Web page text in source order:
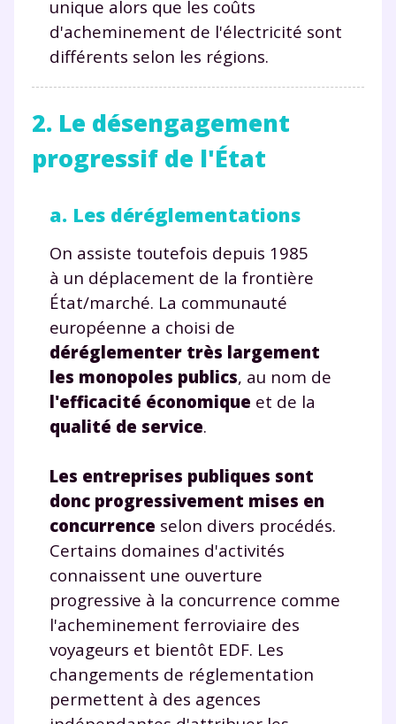
unique alors que les coûts
d'acheminement de l'électricité sont
différents selon les régions.
2. Le désengagement
progressif de l'État
a. Les déréglementations
On assiste toutefois depuis 1985
à un déplacement de la frontière
État/marché. La communauté
européenne a choisi de
déréglementer très largement
les monopoles publics, au nom de
l'efficacité économique et de la
qualité de service.
Les entreprises publiques sont
donc progressivement mises en
concurrence selon divers procédés.
Certains domaines d'activités
connaissent une ouverture
progressive à la concurrence comme
l'acheminement ferroviaire des
voyageurs et bientôt EDF. Les
changements de réglementation
permettent à des agences